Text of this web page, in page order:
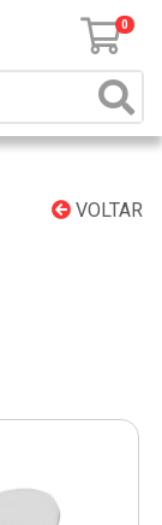
0
VOLTAR